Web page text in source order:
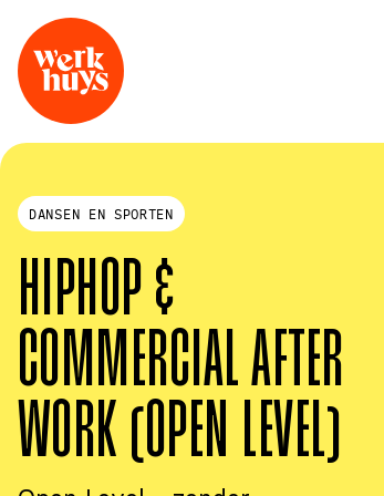
DANSEN EN SPORTEN
HIPHOP &
COMMERCIAL AFTER
WORK (OPEN LEVEL)